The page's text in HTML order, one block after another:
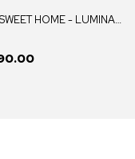
HOME SWEET HOME - LUMINARIS